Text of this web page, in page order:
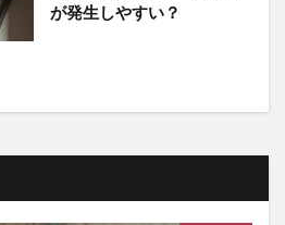
が発生しやすい？